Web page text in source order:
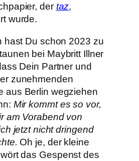
der taz,
wurde.
hast Du schon 2023 zu
bei Maybritt Illner
Dein Partner und
zunehmenden
aus Berlin wegziehen
Mir kommt es so vor,
am Vorabend von
jetzt nicht dringend
Oh je, der kleine
das Gespenst des